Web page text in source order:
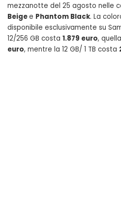
mezzanotte del 25 agosto nelle
Beigee Phantom Black. La
disponibile esclusivamente su
12/256 GB costa 1.879 euro,
euro, mentre la 12 GB/ 1 TB costa